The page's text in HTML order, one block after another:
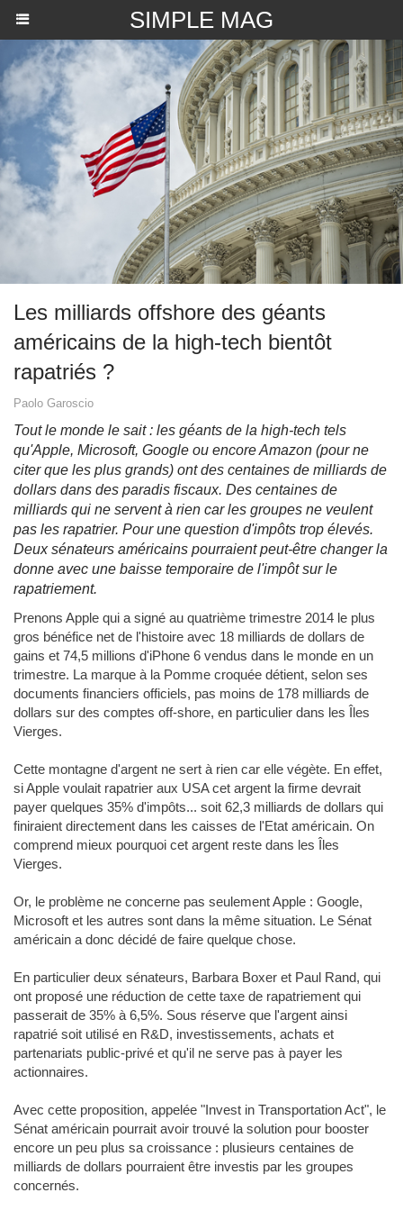
SIMPLE MAG
​Les milliards offshore des géants
américains de la high-tech bientôt
rapatriés ?
Paolo Garoscio
Tout le monde le sait : les géants de la high-tech tels
qu'Apple, Microsoft, Google ou encore Amazon (pour ne
citer que les plus grands) ont des centaines de milliards de
dollars dans des paradis fiscaux. Des centaines de
milliards qui ne servent à rien car les groupes ne veulent
pas les rapatrier. Pour une question d'impôts trop élevés.
Deux sénateurs américains pourraient peut-être changer la
donne avec une baisse temporaire de l'impôt sur le
rapatriement.
Prenons Apple qui a signé au quatrième trimestre 2014 le plus
gros bénéfice net de l'histoire avec 18 milliards de dollars de
gains et 74,5 millions d'iPhone 6 vendus dans le monde en un
trimestre. La marque à la Pomme croquée détient, selon ses
documents financiers officiels, pas moins de 178 milliards de
dollars sur des comptes off-shore, en particulier dans les Îles
Vierges.
Cette montagne d'argent ne sert à rien car elle végète. En effet,
si Apple voulait rapatrier aux USA cet argent la firme devrait
payer quelques 35% d'impôts... soit 62,3 milliards de dollars qui
finiraient directement dans les caisses de l'Etat américain. On
comprend mieux pourquoi cet argent reste dans les Îles
Vierges.
Or, le problème ne concerne pas seulement Apple : Google,
Microsoft et les autres sont dans la même situation. Le Sénat
américain a donc décidé de faire quelque chose.
En particulier deux sénateurs, Barbara Boxer et Paul Rand, qui
ont proposé une réduction de cette taxe de rapatriement qui
passerait de 35% à 6,5%. Sous réserve que l'argent ainsi
rapatrié soit utilisé en R&D, investissements, achats et
partenariats public-privé et qu'il ne serve pas à payer les
actionnaires.
Avec cette proposition, appelée "Invest in Transportation Act", le
Sénat américain pourrait avoir trouvé la solution pour booster
encore un peu plus sa croissance : plusieurs centaines de
milliards de dollars pourraient être investis par les groupes
concernés.